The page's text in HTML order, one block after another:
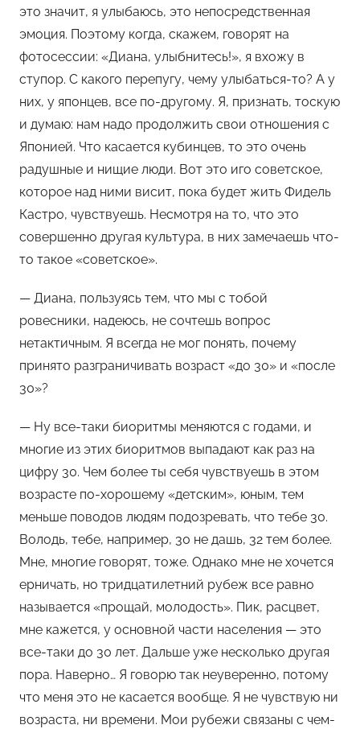
это значит, я улыбаюсь, это непосредственная
эмоция. Поэтому когда, скажем, говорят на
фотосессии: «Диана, улыбнитесь!», я вхожу в
ступор. С какого перепугу, чему улыбаться-то? А у
них, у японцев, все по-другому. Я, признать, тоскую
и думаю: нам надо продолжить свои отношения с
Японией. Что касается кубинцев, то это очень
радушные и нищие люди. Вот это иго советское,
которое над ними висит, пока будет жить Фидель
Кастро, чувствуешь. Несмотря на то, что это
совершенно другая культура, в них замечаешь что-
то такое «советское».
— Диана, пользуясь тем, что мы с тобой
ровесники, надеюсь, не сочтешь вопрос
нетактичным. Я всегда не мог понять, почему
принято разграничивать возраст «до 30» и «после
30»?
— Ну все-таки биоритмы меняются с годами, и
многие из этих биоритмов выпадают как раз на
цифру 30. Чем более ты себя чувствуешь в этом
возрасте по-хорошему «детским», юным, тем
меньше поводов людям подозревать, что тебе 30.
Володь, тебе, например, 30 не дашь, 32 тем более.
Мне, многие говорят, тоже. Однако мне не хочется
ерничать, но тридцатилетний рубеж все равно
называется «прощай, молодость». Пик, расцвет,
мне кажется, у основной части населения — это
все-таки до 30 лет. Дальше уже несколько другая
пора. Наверно… Я говорю так неуверенно, потому
что меня это не касается вообще. Я не чувствую ни
возраста, ни времени. Мои рубежи связаны с чем-